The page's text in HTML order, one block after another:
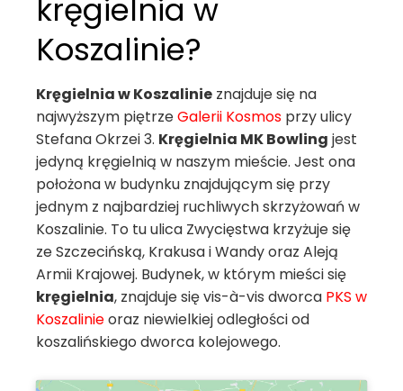
kręgielnia w
Koszalinie?
Kręgielnia w Koszalinie znajduje się na
najwyższym piętrzeGalerii Kosmos przy ulicy
Stefana Okrzei 3. Kręgielnia MK Bowling jest
jedyną kręgielnią w naszym mieście. Jest ona
położona w budynku znajdującym się przy
jednym z najbardziej ruchliwych skrzyżowań w
Koszalinie. To tu ulica Zwycięstwa krzyżuje się
ze Szczecińską, Krakusa i Wandy oraz Aleją
Armii Krajowej. Budynek, w którym mieści się
kręgielnia, znajduje się vis-à-vis dworca PKS w
Koszalinieoraz niewielkiej odległości od
koszalińskiego dworca kolejowego.